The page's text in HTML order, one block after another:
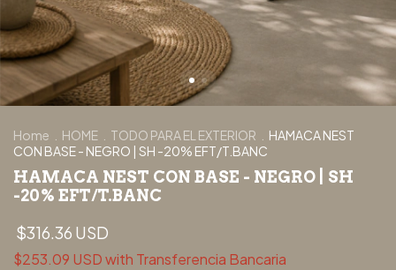
Home HOME TODO PARA EL EXTERIOR
HAMACA NEST
CON BASE - NEGRO | SH -20% EFT/T.BANC
HAMACA NEST CON BASE - NEGRO | SH
-20% EFT/T.BANC
$316.36 USD
$253.09 USDwith Transferencia Bancaria